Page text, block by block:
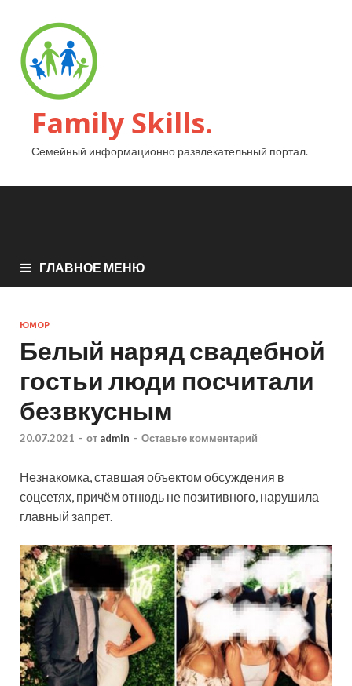
Family Skills.
Семейный информационно развлекательный портал.
ГЛАВНОЕ МЕНЮ
ЮМОР
Белый наряд свадебной
гостьи люди посчитали
безвкусным
20.07.2021 - от admin - Оставьте комментарий
Незнакомка, ставшая объектом обсуждения в
соцсетях, причём отнюдь не позитивного, нарушила
главный запрет.